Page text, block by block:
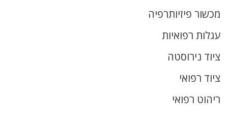
מכשור פיזיותרפיה
עגלות רפואיות
ציוד נירוסטה
ציוד רפואי
ריהוט רפואי